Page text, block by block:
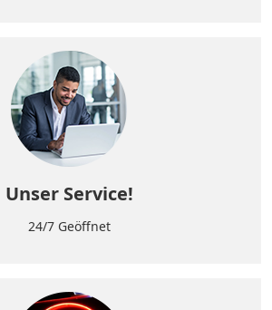
Unser Service!
24/7 Geöffnet